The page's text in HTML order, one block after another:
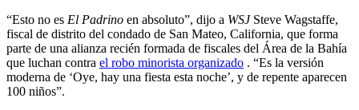
“Esto no es El Padrino en absoluto”, dijo a WSJSteve Wagstaffe,
fiscal de distrito del condado de San Mateo, California, que forma
parte de una alianza recién formada de fiscales del Área de la Bahía
que luchan contra el robo minorista organizado . “Es la versión
moderna de ‘Oye, hay una fiesta esta noche’, y de repente aparecen
100 niños”.